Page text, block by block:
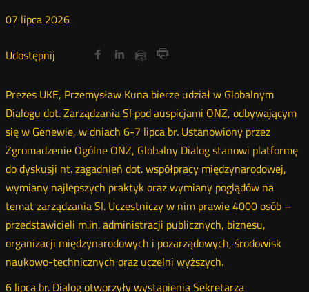
07 lipca 2026
Udostępnij
Udostępnij
Twitter
Otwórz
oknie
Udostępnij
Facebook
Otwórz
oknie
Udostępnij
Linkedin
Otwórz
oknie
Udostępnij
e-
mail
Prezes UKE, Przemysław Kuna bierze udział w Globalnym
Dialogu dot. Zarządzania SI pod auspicjami ONZ, odbywającym
się w Genewie, w dniach 6-7 lipca br. Ustanowiony przez
Zgromadzenie Ogólne ONZ, Globalny Dialog stanowi platformę
do dyskusji nt. zagadnień dot. współpracy międzynarodowej,
wymiany najlepszych praktyk oraz wymiany poglądów na
temat zarządzania SI. Uczestniczy w nim prawie 4000 osób –
przedstawicieli m.in. administracji publicznych, biznesu,
organizacji międzynarodowych i pozarządowych, środowisk
naukowo-technicznych oraz uczelni wyższych.
6 lipca br. Dialog otworzyły wystąpienia Sekretarza